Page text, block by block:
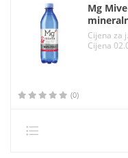
Mg
Cijena za
Cijena
(0)